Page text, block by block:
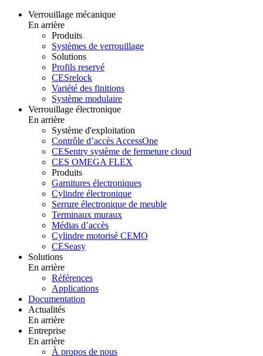
Verrouillage mécanique
En arrière
Produits
Systèmes de verrouillage
Solutions
Profils reservé
CESrelock
Variété des finitions
Système modulaire
Verrouillage électronique
En arrière
Système d'exploitation
Contrôle d’accès AccessOne
CESentry système de fermeture cloud
CES OMEGA FLEX
Produits
Garnitures électroniques
Cylindre électronique
Serrure électronique de meuble
Terminaux muraux
Médias d’accès
Cylindre motorisé CEMO
CESeasy
Solutions
En arrière
Références
Applications
Documentation
Actualités
En arrière
Entreprise
En arrière
À propos de nous